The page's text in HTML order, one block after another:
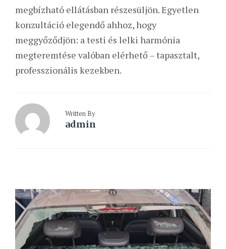
megbízható ellátásban részesüljön. Egyetlen
konzultáció elegendő ahhoz, hogy
meggyőződjön: a testi és lelki harmónia
megteremtése valóban elérhető – tapasztalt,
professzionális kezekben.
Written By
admin